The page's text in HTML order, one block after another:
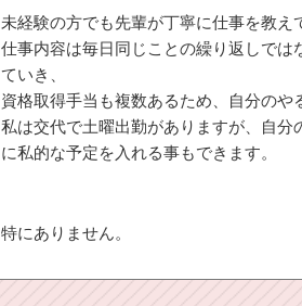
未経験の方でも先輩が丁寧に仕事を教え
仕事内容は毎日同じことの繰り返しでは
ていき、
資格取得手当も複数あるため、自分のや
私は交代で土曜出勤がありますが、自
に私的な予定を入れる事もできます。
特にありません。